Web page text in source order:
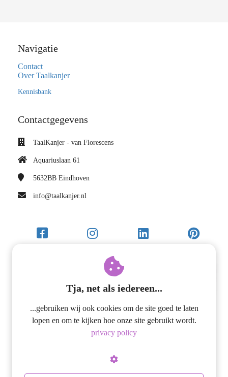
Navigatie
Contact
Over Taalkanjer
Kennisbank
Contactgegevens
TaalKanjer - van Florescens
Aquariuslaan 61
5632BB Eindhoven
info@taalkanjer.nl
Tja, net als iedereen...
...gebruiken wij ook cookies om de site goed te laten
lopen en om te kijken hoe onze site gebruikt wordt.
privacy policy